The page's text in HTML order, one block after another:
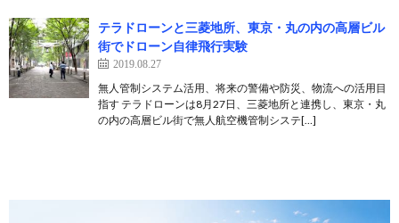
テラドローンと三菱地所、東京・丸の内の高層ビル
街でドローン自律飛行実験
2019.08.27
無人管制システム活用、将来の警備や防災、物流への活用目
指す テラドローンは8月27日、三菱地所と連携し、東京・丸
の内の高層ビル街で無人航空機管制システ[…]